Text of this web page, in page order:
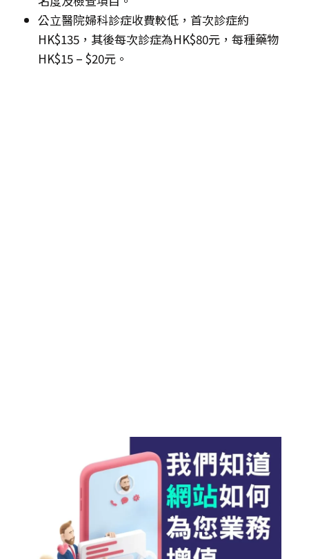
公立醫院婦科診症收費較低，首次診症約
HK$135，其後每次診症為HK$80元，每種藥物
HK$15 – $20元。